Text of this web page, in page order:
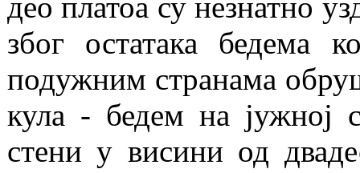
због остатака
подужним странама
кула - бедем на јужној
стени у висини од